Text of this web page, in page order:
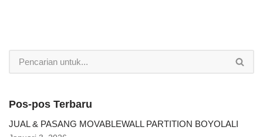
Pos-pos Terbaru
JUAL & PASANG MOVABLEWALL PARTITION BOYOLALI